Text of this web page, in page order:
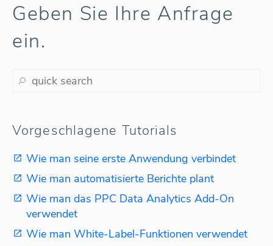
Geben Sie Ihre Anfrage
ein.
Vorgeschlagene Tutorials
Wie man seine erste Anwendung verbindet
Wie man automatisierte Berichte plant
Wie man das PPC Data Analytics Add-On
verwendet
Wie man White-Label-Funktionen verwendet